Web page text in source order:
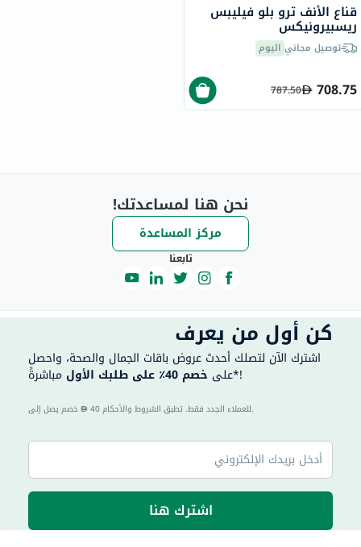
قناع الأنف ترو بلو فيليبس
ريسبيرونيكس
توصيل مجاني اليوم
708.75
787.50
نحن هنا لمساعدتك!
مركز المساعدة
تابعنا
كن أول من يعرف
اشترك الآن لتصلك أحدث عروض باقات الجمال والصحة، واحصل
على خصم 40٪ على طلبك الأول مباشرةً*!
40 للعملاء الجدد فقط. تطبق الشروط والأحكام.
اشترك هنا